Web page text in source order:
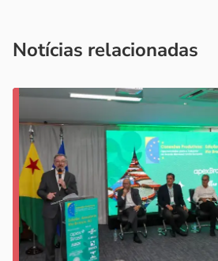
Notícias relacionadas